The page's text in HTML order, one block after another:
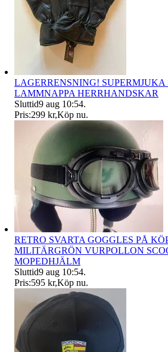
LAGERRENSNING!
LAMMNAPPA HERRHANDSKAR
Sluttid9 aug 10:54.
Pris:299 kr,Köp nu.
RETRO SVARTA GOGGLES PÅ
MILITÄRGRÖN VURPOLLON
MOPEDHJÄLM
Sluttid9 aug 10:54.
Pris:595 kr,Köp nu.